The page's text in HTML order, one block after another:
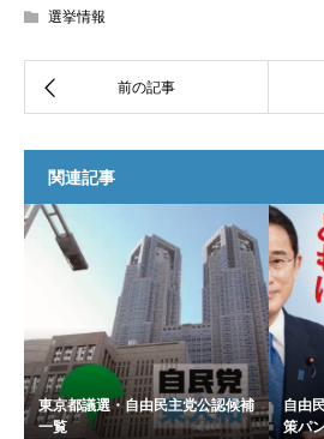
選挙情報
関連記事
東京都議選・自由民主党公認候補
一覧
自由
策パ